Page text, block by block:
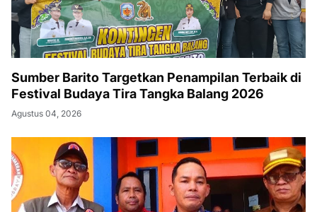
Sumber Barito Targetkan Penampilan Terbaik di
Festival Budaya Tira Tangka Balang 2026
Agustus 04, 2026